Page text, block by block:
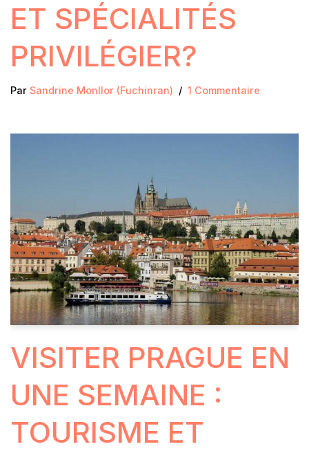
ET SPÉCIALITÉS
PRIVILÉGIER?
Par Sandrine Monllor (Fuchinran) 1 Commentaire
VISITER PRAGUE EN
UNE SEMAINE :
TOURISME ET